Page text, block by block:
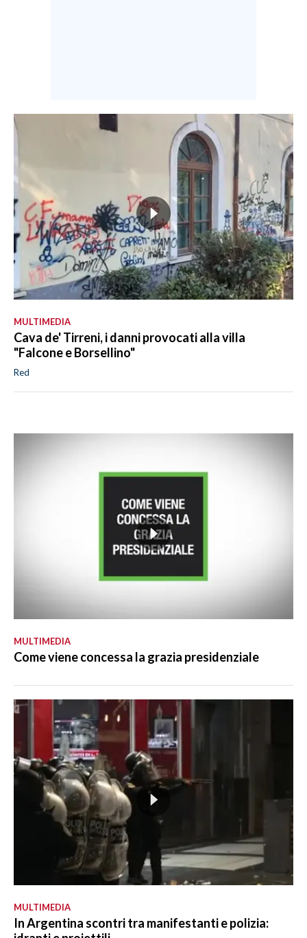
MULTIMEDIA
Cava de' Tirreni, i danni provocati alla villa
"Falcone e Borsellino"
Red
MULTIMEDIA
Come viene concessa la grazia presidenziale
MULTIMEDIA
In Argentina scontri tra manifestanti e polizia: